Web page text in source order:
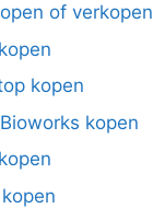
of verkopen
kopen
kopen